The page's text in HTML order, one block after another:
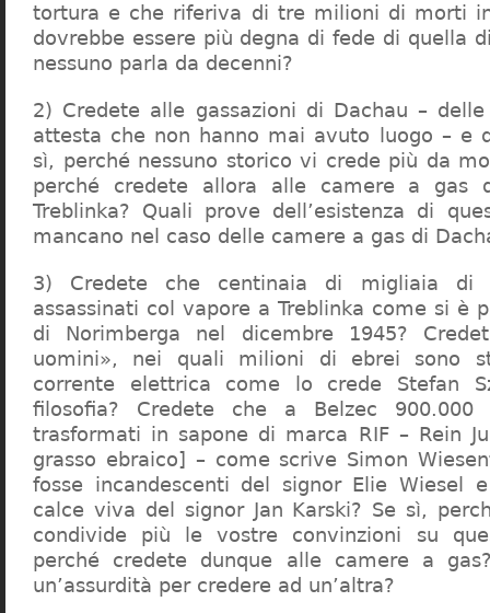
tortura e che riferiva di tre milioni di morti
dovrebbe essere più degna di fede di quella
nessuno parla da decenni?
2) Credete alle gassazioni di Dachau –
attesta che non hanno mai avuto luogo – e
sì, perché nessuno storico vi crede più da
perché credete allora alle camere a gas
Treblinka? Quali prove dell’esistenza di
mancano nel caso delle camere a gas di
3) Credete che centinaia di migliaia di
assassinati col vapore a Treblinka come si è
di Norimberga nel dicembre 1945?
uomini», nei quali milioni di ebrei sono
corrente elettrica come lo crede Stefan
filosofia? Credete che a Belzec
trasformati in sapone di marca RIF – Rein
grasso ebraico] – come scrive Simon
fosse incandescenti del signor Elie Wiesel
calce viva del signor Jan Karski? Se sì,
condivide più le vostre convinzioni su
perché credete dunque alle camere a
un’assurdità per credere ad un’altra?